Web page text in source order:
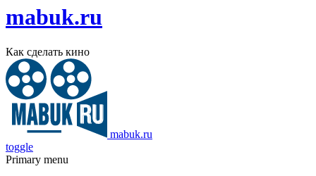
mabuk.ru
Как сделать кино
mabuk.ru
toggle
Primary menu